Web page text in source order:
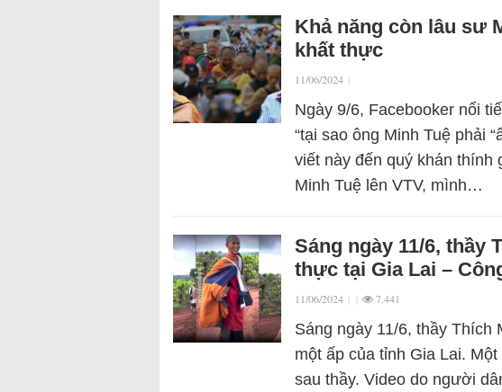
Khả năng còn lâu sư
khất thực
11/06/2024 |
Ngày 9/6, Facebooker nổi
“tại sao ông Minh Tuệ phải
viết này đến quý khán thính
Minh Tuệ lên VTV, mình…
Sáng ngày 11/6, thầy
thực tại Gia Lai –
11/06/2024 | | 7.441
Sáng ngày 11/6, thầy Thích
một ấp của tỉnh Gia Lai.
sau thầy. Video do người